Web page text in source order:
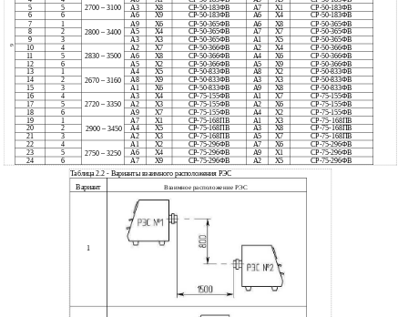
2700 – 3100
5
5 А3 Х8 СР-50-183ФВ А7 Х1
СР-50-183ФВ
6
6 А6 Х9 СР-50-183ФВ А6 Х4
СР-50-183ФВ
7
1
2800 – 3400
А9 Х6 СР-50-365ФВ А6 Х8
СР-50-365ФВ
8
2 А5 Х4 СР-50-365ФВ А7 Х7 СР-50-365ФВ
9 3 А3 Х3 СР-50-365ФВ А1 Х5 СР-50-365ФВ
6 10
4
2830 – 3500
А2 Х7 СР-50-366ФВ А2 Х4 СР-50-366ФВ
11 5 А6 Х8 СР-50-366ФВ А4 Х6
СР-50-366ФВ
12
6 А5 Х2 СР-50-366ФВ А5 Х9
СР-50-366ФВ
13
1
2670 – 3160
А4 Х5 СР-50-833ФВ А8 Х2 СР-50-833ФВ
14 2 А8 Х9 СР-50-833ФВ А3 Х3 СР-50-833ФВ
15 3 А1 Х6 СР-50-833ФВ А9 Х8 СР-50-833ФВ
16 4
2720 – 3350
А3 Х4 СР-75-155ФВ А1 Х7
СР-75-155ФВ
17
5 А2 Х3 СР-75-155ФВ А2 Х6 СР-75-155ФВ
18 6 А9 Х7 СР-75-155ФВ А4 Х2
СР-75-155ФВ
19
1
2900 – 3450
А7 Х1 СР-75-168ПВ А1 Х3
СР-75-168ПВ
20
2 А4 Х5 СР-75-168ПВ А3 Х8 СР-75-168ПВ
21 3 А2 Х3 СР-75-168ПВ А5 Х7
СР-75-168ПВ
22
4
2750 – 3250
А1 Х2 СР-75-296ФВ А7 Х6
СР-75-296ФВ
23
5 А6 Х4 СР-75-296ФВ А9 Х1
СР-75-296ФВ
24
6 А7 Х9 СР-75-296ФВ А2 Х5 СР-75-296ФВ
Таблица 2.2 - Варианты взаимного расположения РЭС
Вариант Взаимное расположение РЭС
1